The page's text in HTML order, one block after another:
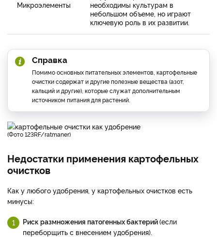
Микроэлементы
необходимы культурам в
небольшом объеме, но играют
ключевую роль в их развитии.
Справка
Помимо основных питательных элементов, картофельные
очистки содержат и другие полезные вещества (азот,
кальций и другие), которые служат дополнительным
источником питания для растений.
(фото 123RF/ratmaner)
Недостатки применения картофельных
очистков
Как у любого удобрения, у картофельных очистков есть
минусы:
Риск размножения патогенных бактерий(если
переборщить с внесением удобрения).